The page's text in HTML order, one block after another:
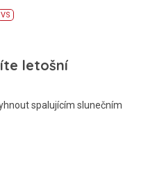
VS
letošní
spalujícím slunečním